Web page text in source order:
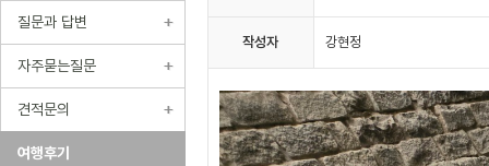
질문과 답변
자주묻는질문
견적문의
여행후기
작성자 강현정